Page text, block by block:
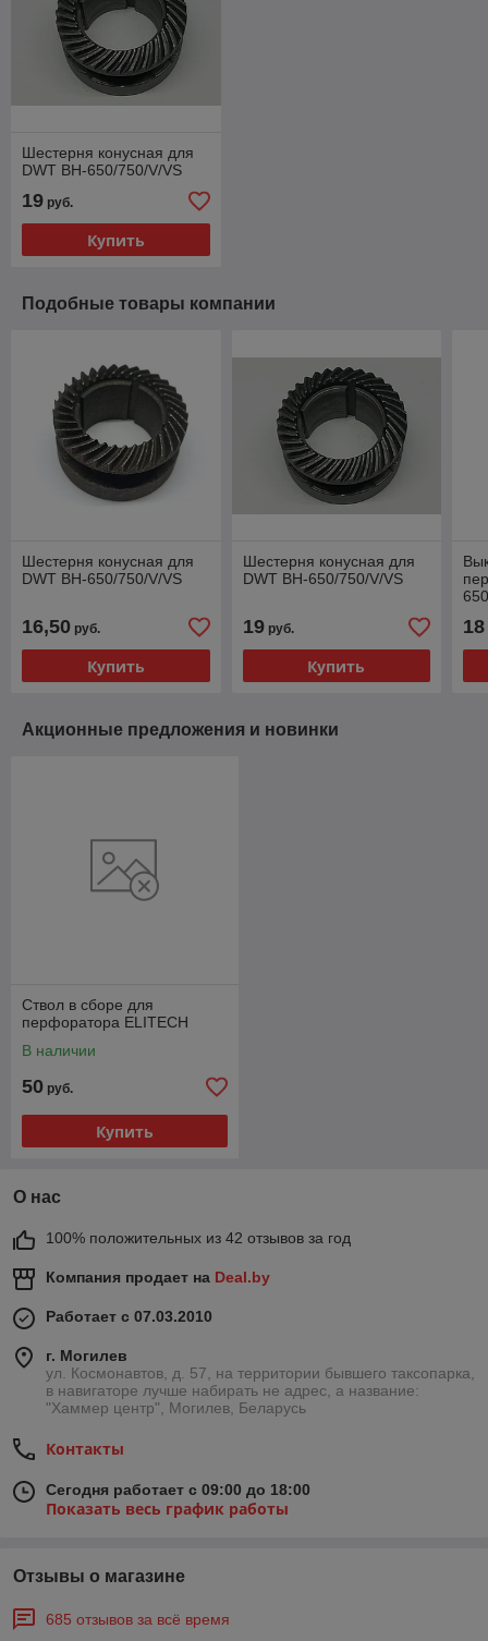
Шестерня конусная для
DWT BH-650/750/V/VS
19 руб.
Купить
Подобные товары компании
Шестерня конусная для
DWT BH-650/750/V/VS
16,50 руб.
Купить
Шестерня конусная для
DWT BH-650/750/V/VS
19руб.
Купить
18
Акционные предложения и новинки
Ствол в сборе для
перфоратора ELITECH
В наличии
50 руб.
Купить
О нас
100% положительных из 42 отзывов за год
Компания продает на Deal.by
Работает с 07.03.2010
г. Могилев
ул. Космонавтов, д. 57, на территории бывшего таксопарка,
в навигаторе лучше набирать не адрес, а название:
"Хаммер центр", Могилев, Беларусь
Контакты
Сегодня работает с 09:00 до 18:00
Показать весь график работы
Отзывы о магазине
685 отзывов за всё время